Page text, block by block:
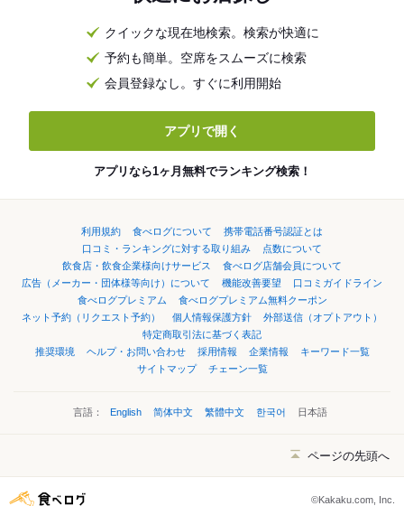
クイックな現在地検索。検索が快適に
予約も簡単。空席をスムーズに検索
会員登録なし。すぐに利用開始
アプリで開く
アプリなら1ヶ月無料でランキング検索！
利用規約 食べログについて
携帯電話番号認証とは
口コミ・ランキングに対する取り組み
点数について
飲食店・飲食企業様向けサービス
食べログ店舗会員について
広告（メーカー・団体様等向け）について
機能改善要望
口コミガイドライン
食べログプレミアム
食べログプレミアム無料クーポン
ネット予約（リクエスト予約）
個人情報保護方針
外部送信（オプトアウト）
特定商取引法に基づく表記
推奨環境
ヘルプ・お問い合わせ 採用情報 企業情報
キーワード一覧
サイトマップ
チェーン一覧
言語： English 简体中文 繁體中文 한국어 日本語
ページの先頭へ
©Kakaku.com, Inc.